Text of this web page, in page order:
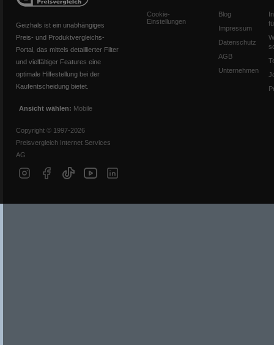
Geizhals ist ein unabhängiges
Preis- und Produktvergleichs-
Portal, das mittels detaillierter Filter
und vielfältiger Features eine
optimale Hilfestellung bei der
Kaufentscheidung bietet.
Ansicht wählen: Mobile
Copyright © 1997-2026
Preisvergleich Internet Services
AG
Cookie-
Einstellungen
Blog
Impressum
Datenschutz
AGB
Unternehmen